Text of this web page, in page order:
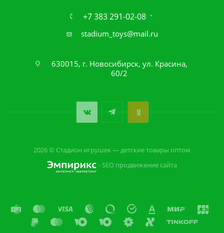
+7 383 291-02-08
stadium_toys@mail.ru
630015, г. Новосибирск, ул. Красина,
60/2
2026 © Стадион игрушек — детские товары оптом
- SEO продвижение сайта